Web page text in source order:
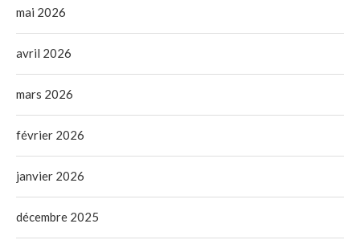
mai 2026
avril 2026
mars 2026
février 2026
janvier 2026
décembre 2025